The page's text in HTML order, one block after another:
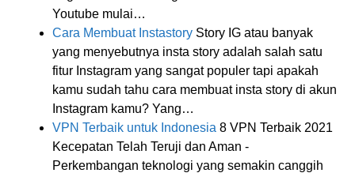
Youtube mulai…
Cara Membuat Instastory Story IG atau banyak
yang menyebutnya insta story adalah salah satu
fitur Instagram yang sangat populer tapi apakah
kamu sudah tahu cara membuat insta story di akun
Instagram kamu? Yang…
VPN Terbaik untuk Indonesia 8 VPN Terbaik 2021
Kecepatan Telah Teruji dan Aman -
Perkembangan teknologi yang semakin canggih